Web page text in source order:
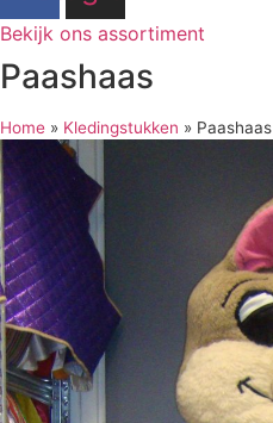
Bekijk ons assortiment
Paashaas
Home » Kledingstukken » Paashaas